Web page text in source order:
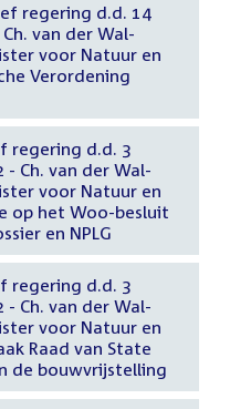
regering d.d. 14
van der Wal-
voor Natuur en
Verordening
regering d.d. 3
- Ch. van der Wal-
voor Natuur en
op het Woo-besluit
en NPLG
regering d.d. 3
- Ch. van der Wal-
voor Natuur en
Raad van State
de bouwvrijstelling